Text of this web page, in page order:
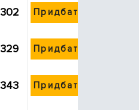
302 Придбати
329 Придбати
343 Придбати